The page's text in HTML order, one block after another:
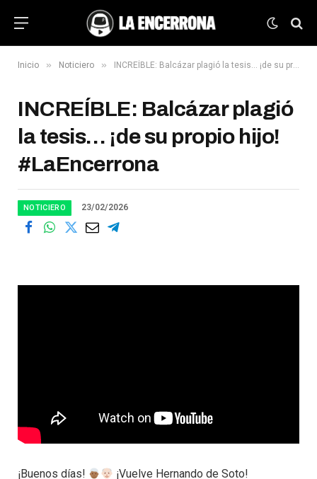
Inicio » Noticiero » INCREÍBLE: Balcázar plagió la tesis… ¡de su propio hijo! #LaEncerrona
INCREÍBLE: Balcázar plagió
la tesis… ¡de su propio hijo!
#LaEncerrona
NOTICIERO 23/02/2026
¡Buenos días!
¡Vuelve Hernando de Soto!